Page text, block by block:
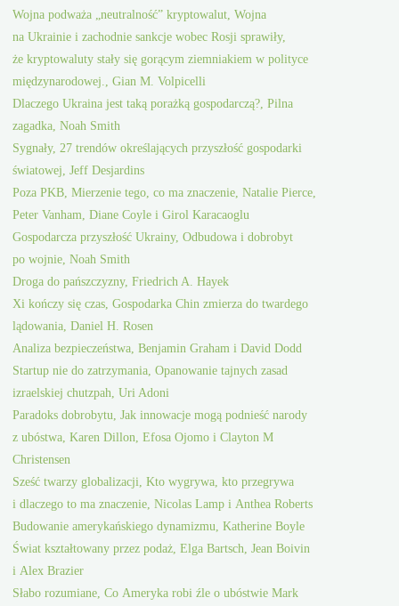
Wojna podważa „neutralność” kryptowalut, Wojna
na Ukrainie i zachodnie sankcje wobec Rosji sprawiły,
że kryptowaluty stały się gorącym ziemniakiem w polityce
międzynarodowej., Gian M. Volpicelli
Dlaczego Ukraina jest taką porażką gospodarczą?, Pilna
zagadka, Noah Smith
Sygnały, 27 trendów określających przyszłość gospodarki
światowej, Jeff Desjardins
Poza PKB, Mierzenie tego, co ma znaczenie, Natalie Pierce,
Peter Vanham, Diane Coyle i Girol Karacaoglu
Gospodarcza przyszłość Ukrainy, Odbudowa i dobrobyt
po wojnie, Noah Smith
Droga do pańszczyzny, Friedrich A. Hayek
Xi kończy się czas, Gospodarka Chin zmierza do twardego
lądowania, Daniel H. Rosen
Analiza bezpieczeństwa, Benjamin Graham i David Dodd
Startup nie do zatrzymania, Opanowanie tajnych zasad
izraelskiej chutzpah, Uri Adoni
Paradoks dobrobytu, Jak innowacje mogą podnieść narody
z ubóstwa, Karen Dillon, Efosa Ojomo i Clayton M
Christensen
Sześć twarzy globalizacji, Kto wygrywa, kto przegrywa
i dlaczego to ma znaczenie, Nicolas Lamp i Anthea Roberts
Budowanie amerykańskiego dynamizmu, Katherine Boyle
Świat kształtowany przez podaż, Elga Bartsch, Jean Boivin
i Alex Brazier
Słabo rozumiane, Co Ameryka robi źle o ubóstwie Mark